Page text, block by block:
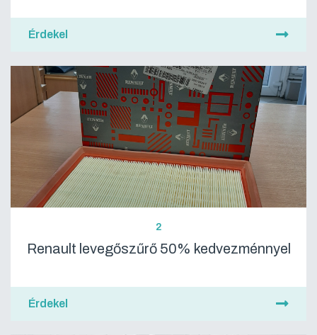
Érdekel
2
Renault levegőszűrő 50% kedvezménnyel
Érdekel